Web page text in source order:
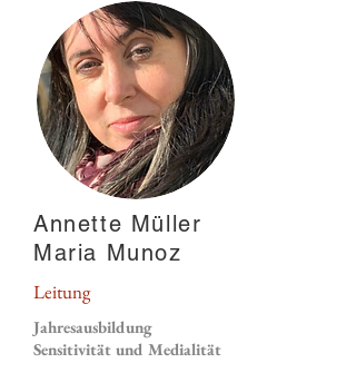
Annette Müller
Maria Munoz
Leitung
Jahresausbildung
Sensitivität und Medialität